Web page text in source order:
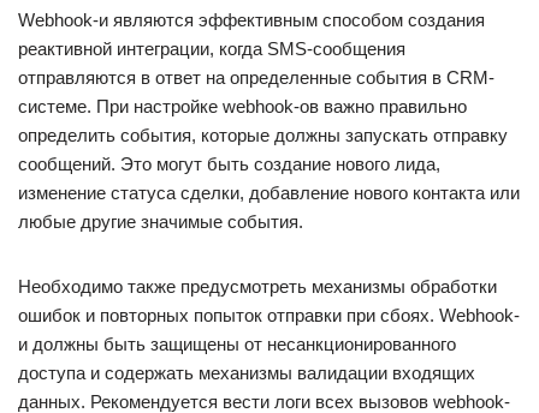
Webhook-и являются эффективным способом создания
реактивной интеграции, когда SMS-сообщения
отправляются в ответ на определенные события в CRM-
системе. При настройке webhook-ов важно правильно
определить события, которые должны запускать отправку
сообщений. Это могут быть создание нового лида,
изменение статуса сделки, добавление нового контакта или
любые другие значимые события.
Необходимо также предусмотреть механизмы обработки
ошибок и повторных попыток отправки при сбоях. Webhook-
и должны быть защищены от несанкционированного
доступа и содержать механизмы валидации входящих
данных. Рекомендуется вести логи всех вызовов webhook-